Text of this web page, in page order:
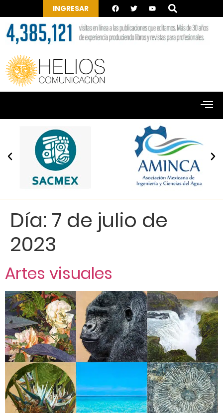
INGRESAR
Día: 7 de julio de
2023
Artes visuales